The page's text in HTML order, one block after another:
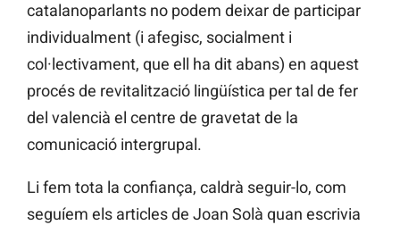
catalanoparlants no podem deixar de participar
individualment (i afegisc, socialment i
col·lectivament, que ell ha dit abans) en aquest
procés de revitalització lingüística per tal de fer
del valencià el centre de gravetat de la
comunicació intergrupal.
Li fem tota la confiança, caldrà seguir-lo, com
seguíem els articles de Joan Solà quan escrivia